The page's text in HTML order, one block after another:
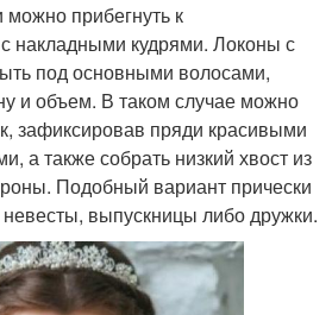
прибегнуть к
накладными кудрями. Локоны с
под основными волосами,
и объем. В таком случае можно
зафиксировав пряди красивыми
а также собрать низкий хвост из
Подобный вариант прически
выпускницы либо дружки.